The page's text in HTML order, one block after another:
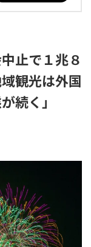
止で１兆８
観光は外国
続く」